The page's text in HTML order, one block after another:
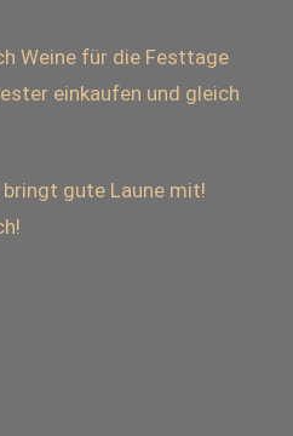
Weine für die Festtage
einkaufen und gleich
gute Laune mit!